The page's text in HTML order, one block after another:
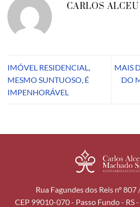
CARLOS
IMÓVEL RESIDENCIAL,
MESMO SUNTUOSO, É
IMPENHORÁVEL
MAIS
DO
Rua Fagundes dos Reis nº
CEP 99010-070 - Passo Fundo - RS